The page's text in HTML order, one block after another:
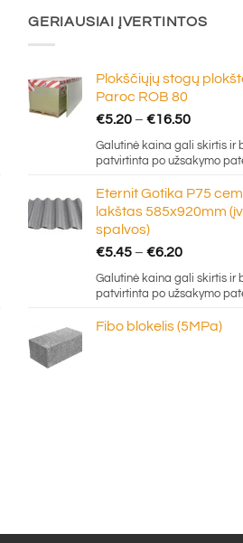
GERIAUSIAI ĮVERTINTOS
Plokščiųjų stogų
Paroc ROB 80
€5.20 – €16.50Price
range:
€5.20
€16.50
Galutinė kaina gali skirtis ir
patvirtinta po užsakymo
Eternit Gotika P75
lakštas 585x920mm (įv.
spalvos)
€5.45 – €6.20Price
range:
€5.45
€6.20
Galutinė kaina gali skirtis ir
patvirtinta po užsakymo
Fibo blokelis (5MPa)